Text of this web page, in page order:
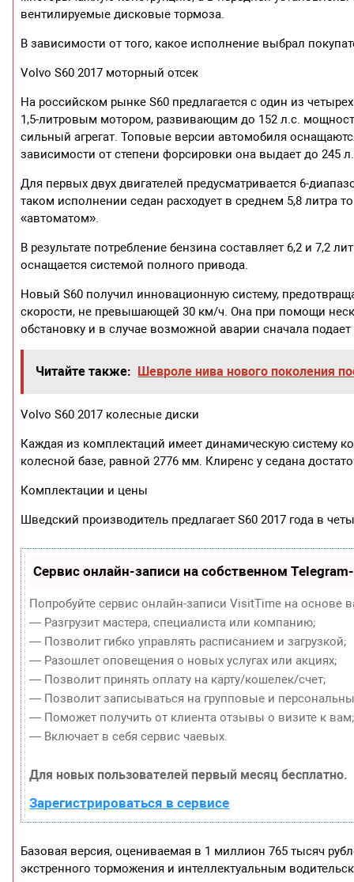
вентилируемые дисковые тормоза.
В зависимости от того, какое исполнение выбрал
Volvo S60 2017 моторный отсек
На российском рынке S60 предлагается с один из
1,5-литровым мотором, развивающим до 152 л.с.
сильный агрегат. Топовые версии автомобиля
зависимости от степени форсировки она выдает до 245
Для первых двух двигателей предусматривается 6-
таком исполнении седан расходует в среднем 5,8 литра
«автоматом».
В результате потребление бензина составляет 6,2 и 7,2
оснащается системой полного привода.
Новый S60 получил инновационную систему,
скорости, не превышающей 30 км/ч. Она при помощи
обстановку и в случае возможной аварии сначала
Читайте также: Шевроле нива нового поколения
Volvo S60 2017 колесные диски
Каждая из комплектаций имеет динамическую систему
колесной базе, равной 2776 мм. Клиренс у седана
Комплектации и цены
Шведский производитель предлагает S60 2017 года в
Сервис онлайн-записи на собственном
Попробуйте сервис онлайн-записи VisitTime на основе
— Разгрузит мастера, специалиста или компанию;
— Позволит гибко управлять расписанием и загрузкой;
— Разошлет оповещения о новых услугах или акциях;
— Позволит принять оплату на карту/кошелек/счет;
— Позволит записываться на групповые и
— Поможет получить от клиента отзывы о визите к вам;
— Включает в себя сервис чаевых.
Для новых пользователей первый месяц бесплатно.
Зарегистрироваться в сервисе
Базовая версия, оцениваемая в 1 миллион 765 тысяч
экстренного торможения и интеллектуальным